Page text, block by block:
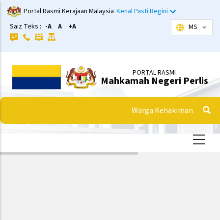
Langkau
ke
kandungan
utama
Portal Rasmi Kerajaan Malaysia Kenal Pasti Begini
Saiz Teks : -A A +A MS
PORTAL RASMI
Mahkamah Negeri Perlis
Warga Kehakiman